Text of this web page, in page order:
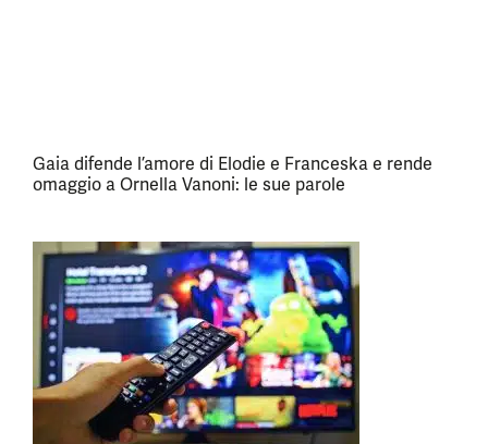
Gaia difende l’amore di Elodie e Franceska e rende
omaggio a Ornella Vanoni: le sue parole